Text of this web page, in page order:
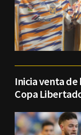
Inicia venta
Copa